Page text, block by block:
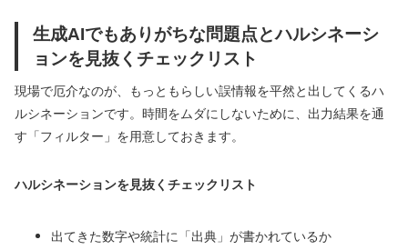
生成AIでもありがちな問題点とハルシネーシ
ョンを見抜くチェックリスト
現場で厄介なのが、もっともらしい誤情報を平然と出してくるハ
ルシネーションです。時間をムダにしないために、出力結果を通
す「フィルター」を用意しておきます。
ハルシネーションを見抜くチェックリスト
出てきた数字や統計に「出典」が書かれているか